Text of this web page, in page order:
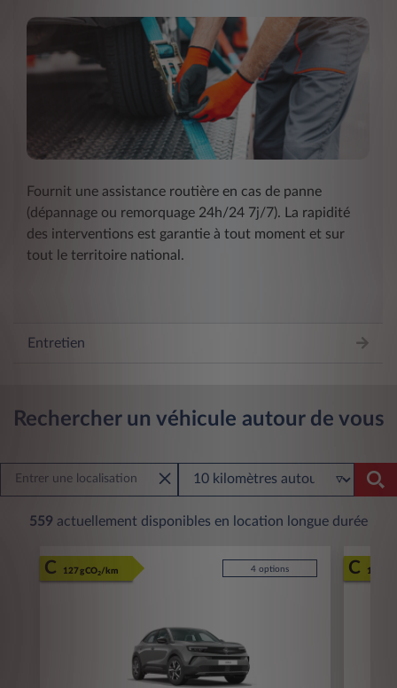
Fournit une assistance routière en cas de panne
(dépannage ou remorquage 24h/24 7j/7). La rapidité
des interventions est garantie à tout moment et sur
tout le territoire national.
Entretien
Rechercher un véhicule autour de vous
559 actuellement disponibles en location longue durée
C 127 gCO2/km 4 options C 127